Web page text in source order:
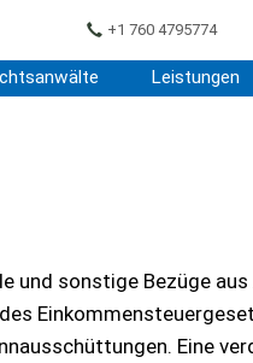
+1 760 4795774
Leistungen
und sonstige Bezüge
des
Eine